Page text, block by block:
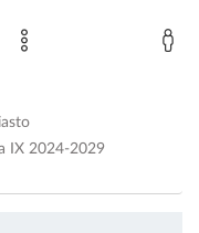
IX 2024-2029